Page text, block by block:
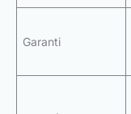
Garanti